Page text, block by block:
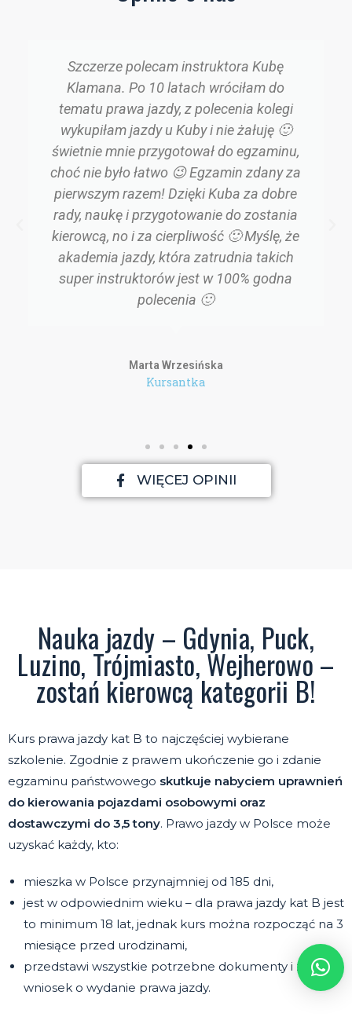
Szczerze polecam instruktora Kubę
Klamana. Po 10 latach wróciłam do
tematu prawa jazdy, z polecenia kolegi
wykupiłam jazdy u Kuby i nie żałuję 🙂
świetnie mnie przygotował do egzaminu,
choć nie było łatwo 😉 Egzamin zdany za
pierwszym razem! Dzięki Kuba za dobre
rady, naukę i przygotowanie do zostania
kierowcą, no i za cierpliwość 🙂 Myślę, że
akademia jazdy, która zatrudnia takich
super instruktorów jest w 100% godna
polecenia 🙂
Marta Wrzesińska
Kursantka
WIĘCEJ OPINII
Nauka jazdy – Gdynia, Puck,
Luzino, Trójmiasto, Wejherowo –
zostań kierowcą kategorii B!
Kurs prawa jazdy kat B to najczęściej wybierane
szkolenie. Zgodnie z prawem ukończenie go i zdanie
egzaminu państwowego skutkuje nabyciem uprawnień
do kierowania pojazdami osobowymi oraz
dostawczymi do 3,5 tony. Prawo jazdy w Polsce może
uzyskać każdy, kto:
mieszka w Polsce przynajmniej od 185 dni,
jest w odpowiednim wieku – dla prawa jazdy kat B jest
to minimum 18 lat, jednak kurs można rozpocząć na 3
miesiące przed urodzinami,
przedstawi wszystkie potrzebne dokumenty i złoży
wniosek o wydanie prawa jazdy.